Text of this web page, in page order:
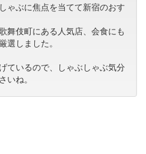
ゃぶに焦点を当てて新宿のおす
舞伎町にある人気店、会食にも
選しました。
ているので、しゃぶしゃぶ気分
いね。